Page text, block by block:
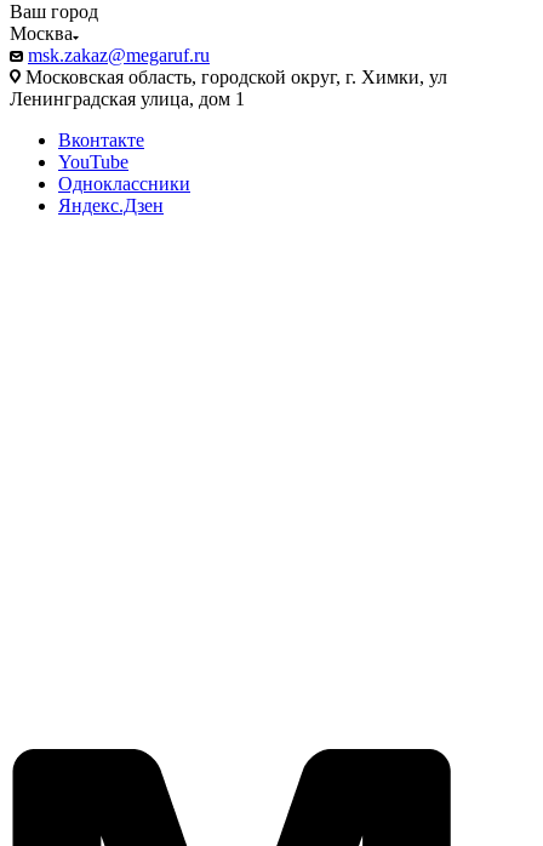
Ваш город
Москва
msk.zakaz@megaruf.ru
Московская область, городской округ, г. Химки, ул
Ленинградская улица, дом 1
Вконтакте
YouTube
Одноклассники
Яндекс.Дзен